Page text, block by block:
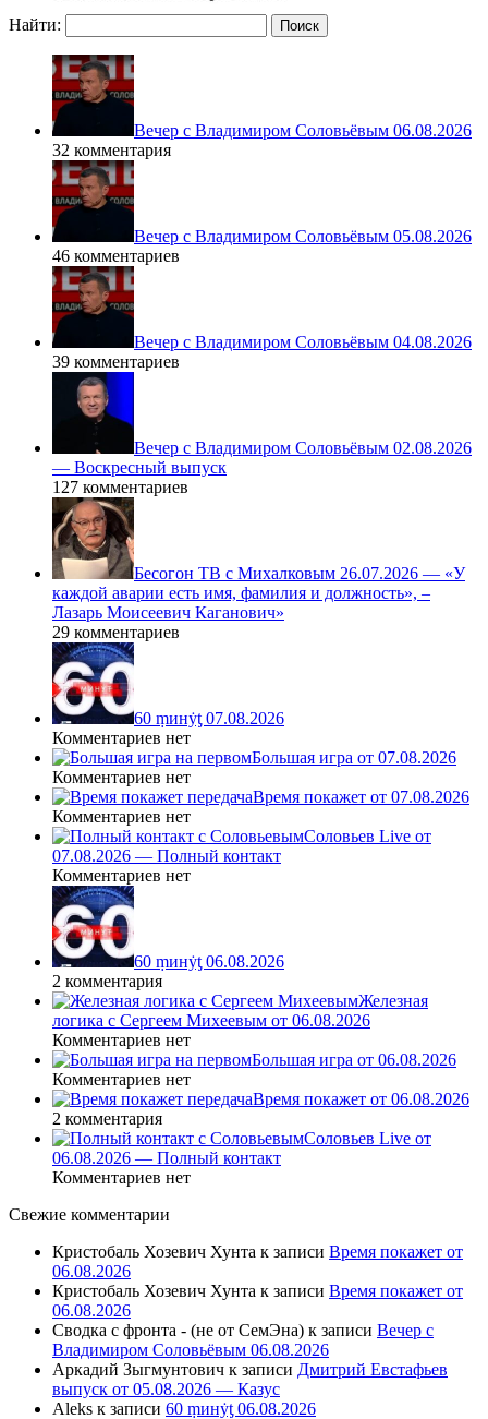
Найти:
Вечер с Владимиром Соловьёвым 06.08.2026
32 комментария
Вечер с Владимиром Соловьёвым 05.08.2026
46 комментариев
Вечер с Владимиром Соловьёвым 04.08.2026
39 комментариев
Вечер с Владимиром Соловьёвым 02.08.2026
— Воскресный выпуск
127 комментариев
Бесогон ТВ с Михалковым 26.07.2026 — «У
каждой аварии есть имя, фамилия и должность», –
Лазарь Моисеевич Каганович»
29 комментариев
60 ṃинẏƫ 07.08.2026
Комментариев нет
Большая игра от 07.08.2026
Комментариев нет
Время покажет от 07.08.2026
Комментариев нет
Соловьев Live от
07.08.2026 — Полный контакт
Комментариев нет
60 ṃинẏƫ 06.08.2026
2 комментария
Железная
логика с Сергеем Михеевым от 06.08.2026
Комментариев нет
Большая игра от 06.08.2026
Комментариев нет
Время покажет от 06.08.2026
2 комментария
Соловьев Live от
06.08.2026 — Полный контакт
Комментариев нет
Свежие комментарии
Кристобаль Хозевич Хунта к записи Время покажет от
06.08.2026
Кристобаль Хозевич Хунта к записи Время покажет от
06.08.2026
Сводка с фронта - (не от СемЭна) к записи Вечер с
Владимиром Соловьёвым 06.08.2026
Аркадий Зыгмунтович к записи Дмитрий Евстафьев
выпуск от 05.08.2026 — Казус
Aleks к записи 60 ṃинẏƫ 06.08.2026